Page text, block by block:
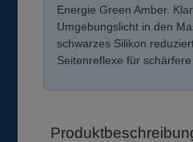
Energie Green Amber.
Umgebungslicht in den
schwarzes Silikon
Seitenreflexe für schärfere